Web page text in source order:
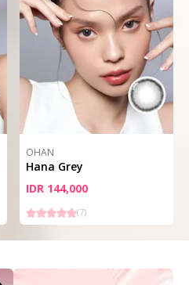
OHAN
Hana Grey
IDR 144,000
(7)